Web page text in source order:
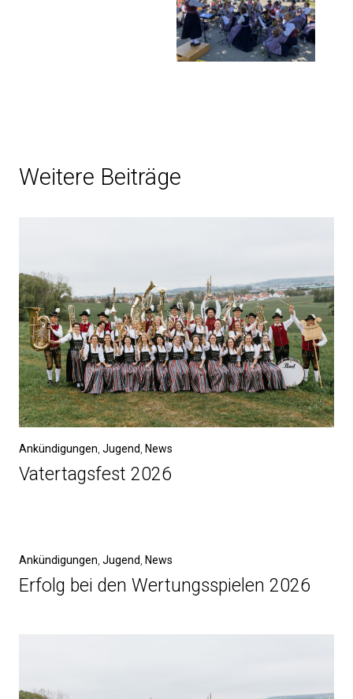
Weitere Beiträge
Ankündigungen, Jugend, News
Vatertagsfest 2026
Ankündigungen, Jugend, News
Erfolg bei den Wertungsspielen 2026